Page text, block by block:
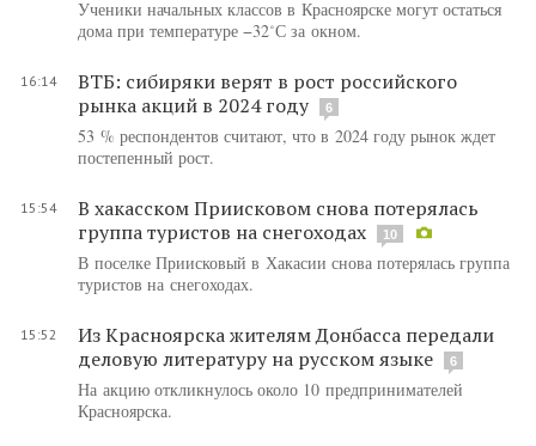
Ученики начальных классов в Красноярске могут остаться
дома при температуре −32˚С за окном.
16:14
ВТБ: сибиряки верят в рост российского
рынка акций в 2024 году
6
53 % респондентов считают, что в 2024 году рынок ждет
постепенный рост.
15:54
В хакасском Приисковом снова потерялась
группа туристов на снегоходах
10
В поселке Приисковый в Хакасии снова потерялась группа
туристов на снегоходах.
15:52
Из Красноярска жителям Донбасса передали
деловую литературу на русском языке
6
На акцию откликнулось около 10 предпринимателей
Красноярска.